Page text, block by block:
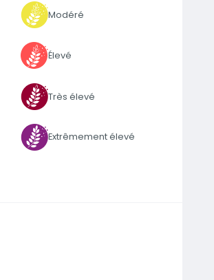
Modéré
Élevé
Très élevé
Extrêmement élevé